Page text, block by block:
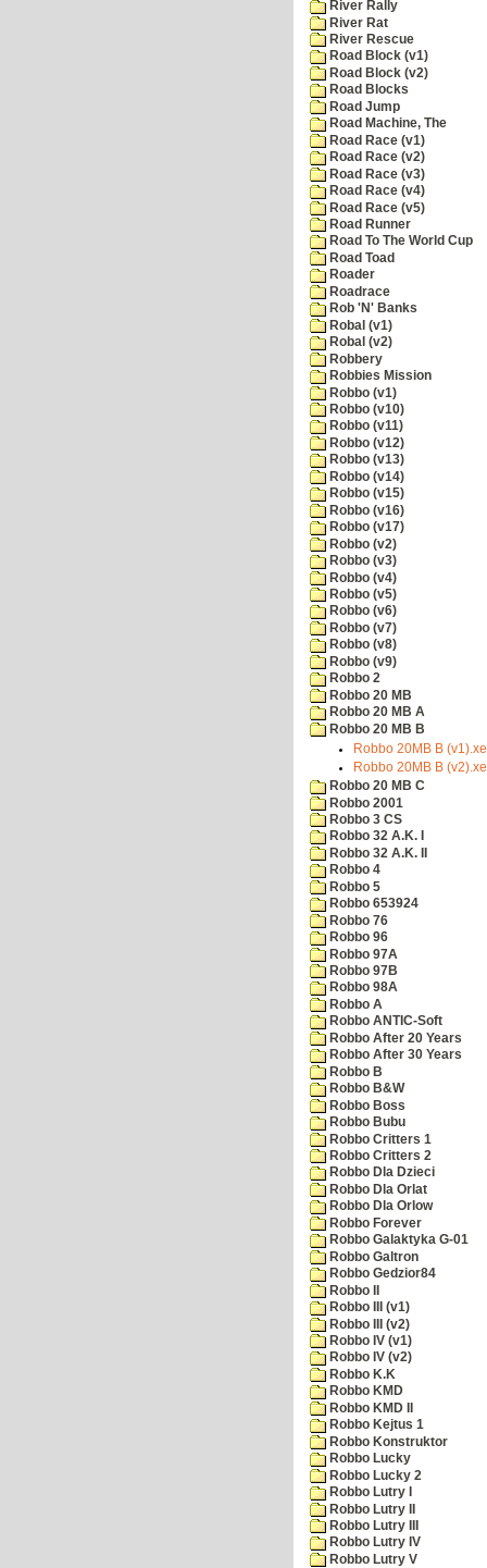
River Rally
River Rat
River Rescue
Road Block (v1)
Road Block (v2)
Road Blocks
Road Jump
Road Machine, The
Road Race (v1)
Road Race (v2)
Road Race (v3)
Road Race (v4)
Road Race (v5)
Road Runner
Road To The World Cup
Road Toad
Roader
Roadrace
Rob 'N' Banks
Robal (v1)
Robal (v2)
Robbery
Robbies Mission
Robbo (v1)
Robbo (v10)
Robbo (v11)
Robbo (v12)
Robbo (v13)
Robbo (v14)
Robbo (v15)
Robbo (v16)
Robbo (v17)
Robbo (v2)
Robbo (v3)
Robbo (v4)
Robbo (v5)
Robbo (v6)
Robbo (v7)
Robbo (v8)
Robbo (v9)
Robbo 2
Robbo 20 MB
Robbo 20 MB A
Robbo 20 MB B
Robbo 20MB B
Robbo 20MB B
Robbo 20 MB C
Robbo 2001
Robbo 3 CS
Robbo 32 A.K. I
Robbo 32 A.K. II
Robbo 4
Robbo 5
Robbo 653924
Robbo 76
Robbo 96
Robbo 97A
Robbo 97B
Robbo 98A
Robbo A
Robbo ANTIC-Soft
Robbo After 20 Years
Robbo After 30 Years
Robbo B
Robbo B&W
Robbo Boss
Robbo Bubu
Robbo Critters 1
Robbo Critters 2
Robbo Dla Dzieci
Robbo Dla Orlat
Robbo Dla Orlow
Robbo Forever
Robbo Galaktyka G-01
Robbo Galtron
Robbo Gedzior84
Robbo II
Robbo III (v1)
Robbo III (v2)
Robbo IV (v1)
Robbo IV (v2)
Robbo K.K
Robbo KMD
Robbo KMD II
Robbo Kejtus 1
Robbo Konstruktor
Robbo Lucky
Robbo Lucky 2
Robbo Lutry I
Robbo Lutry II
Robbo Lutry III
Robbo Lutry IV
Robbo Lutry V